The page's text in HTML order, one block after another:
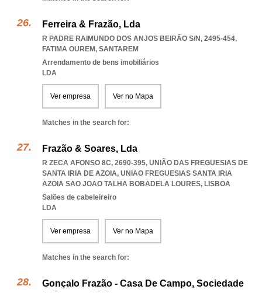
Ferreira & Frazão, Lda
R PADRE RAIMUNDO DOS ANJOS BEIRÃO S/N, 2495-454,
FATIMA OUREM, SANTAREM
Arrendamento de bens imobiliários
LDA
Ver empresa Ver no Mapa
Matches in the search for:
Frazão & Soares, Lda
R ZECA AFONSO 8C, 2690-395, UNIÃO DAS FREGUESIAS DE
SANTA IRIA DE AZOIA, UNIAO FREGUESIAS SANTA IRIA
AZOIA SAO JOAO TALHA BOBADELA LOURES, LISBOA
Salões de cabeleireiro
LDA
Ver empresa Ver no Mapa
Matches in the search for:
Gonçalo Frazão - Casa De Campo, Sociedade